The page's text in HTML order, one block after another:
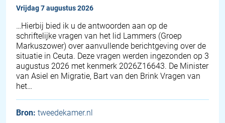
vrijdag 7 augustus 2026
… Hierbij bied ik u de antwoorden aan op de
schriftelijke vragen van het lid Lammers (Groep
Markuszower) over aanvullende berichtgeving over de
situatie in Ceuta. Deze vragen werden ingezonden op 3
augustus 2026 met kenmerk 2026Z16643. De Minister
van Asiel en Migratie, Bart van den Brink Vragen van
het…
Bron: tweedekamer.nl